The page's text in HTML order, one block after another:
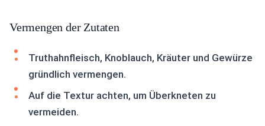
Vermengen der Zutaten
Truthahnfleisch, Knoblauch, Kräuter und Gewürze
gründlich vermengen.
Auf die Textur achten, um Überkneten zu
vermeiden.